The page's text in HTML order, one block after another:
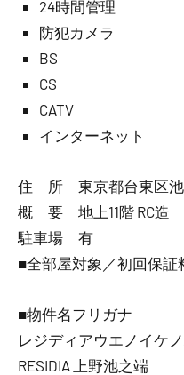
24時間管理
防犯カメラ
BS
CS
CATV
インターネット
住 所 東京都台東区池
概 要 地上11階 RC造
駐車場 有
■全部屋対象／初回保
■物件名フリガナ
レジディアウエノイケ
RESIDIA 上野池之端